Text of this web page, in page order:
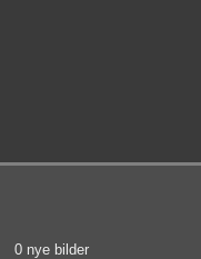
0 nye bilder